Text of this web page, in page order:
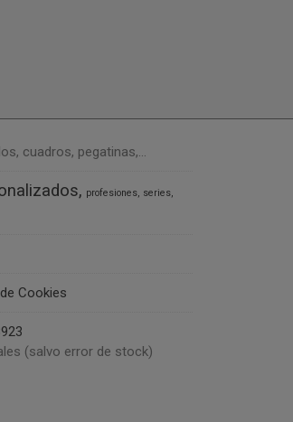
cuadros, pegatinas,...
profesiones series
Cookies
(salvo error de stock)